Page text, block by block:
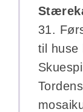
31.
til huse